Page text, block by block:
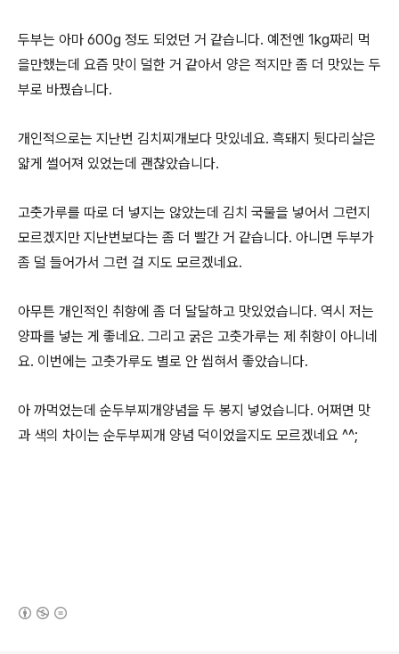
두부는 아마 600g 정도 되었던 거 같습니다. 예전엔 1kg짜리 먹
을만했는데 요즘 맛이 덜한 거 같아서 양은 적지만 좀 더 맛있는 두
부로 바꿨습니다.
개인적으로는 지난번 김치찌개보다 맛있네요. 흑돼지 뒷다리살은
얇게 썰어져 있었는데 괜찮았습니다.
고춧가루를 따로 더 넣지는 않았는데 김치 국물을 넣어서 그런지
모르겠지만 지난번보다는 좀 더 빨간 거 같습니다. 아니면 두부가
좀 덜 들어가서 그런 걸 지도 모르겠네요.
아무튼 개인적인 취향에 좀 더 달달하고 맛있었습니다. 역시 저는
양파를 넣는 게 좋네요. 그리고 굵은 고춧가루는 제 취향이 아니네
요. 이번에는 고춧가루도 별로 안 씹혀서 좋았습니다.
아 까먹었는데 순두부찌개양념을 두 봉지 넣었습니다. 어쩌면 맛
과 색의 차이는 순두부찌개 양념 덕이었을지도 모르겠네요 ^^;